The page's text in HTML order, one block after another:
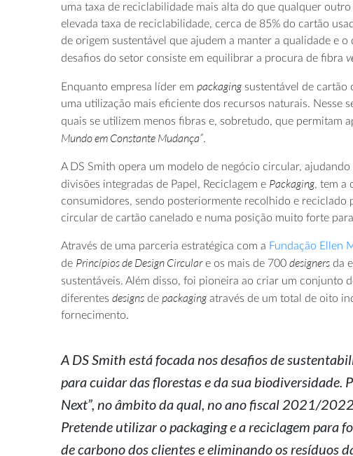
uma taxa de reciclabilidade mais alta do que qualquer
elevada taxa de reciclabilidade, cerca de 85% do cartão
de origem sustentável que ajudem a manter a qualidade e
desafios do setor consiste em equilibrar a procura de fibra
Enquanto empresa líder em packagingsustentável de cartão
uma utilização mais eficiente dos recursos naturais. Nesse
quais se utilizem menos fibras e, sobretudo, que permitam
Mundo em Constante Mudança”.
A DS Smith opera um modelo de negócio circular,
divisões integradas de Papel, Reciclagem e Packaging, tem a
consumidores, sendo posteriormente recolhido e reciclado
circular de cartão canelado e numa posição muito forte
Através de uma parceria estratégica com a Fundação Ellen
de Princípios de Design Circulare os mais de 700 designers da
sustentáveis. Além disso, foi pioneira ao criar um conjunto
diferentes designs de packagingatravés de um total de oito
fornecimento.
A DS Smith está focada nos desafios de
para cuidar das florestas e da sua biodiversidade.
Next”, no âmbito da qual, no ano fiscal 2021/
Pretende utilizar o packaging e a reciclagem para
de carbono dos clientes e eliminando os resíduos